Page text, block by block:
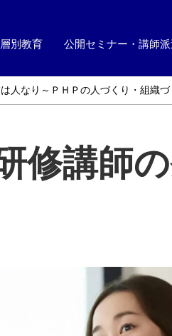
別教育 公開セミナー・講師派
人なり～ＰＨＰの人づくり・組織づ
修講師